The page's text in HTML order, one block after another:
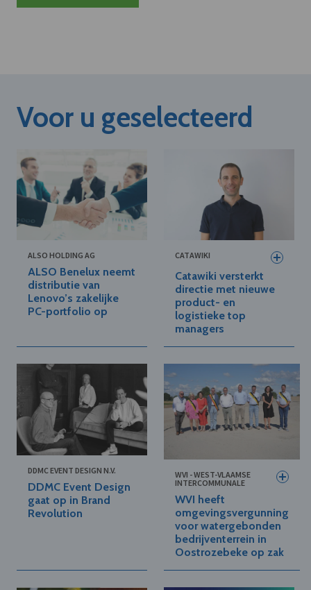
Voor u geselecteerd
ALSO HOLDING AG
ALSO Benelux neemt
distributie van
Lenovo’s zakelijke
PC-portfolio op
CATAWIKI
Catawiki versterkt
directie met nieuwe
product- en
logistieke top
managers
DDMC EVENT DESIGN N.V.
DDMC Event Design
gaat op in Brand
Revolution
WVI - WEST-VLAAMSE
INTERCOMMUNALE
WVI heeft
omgevingsvergunning
voor watergebonden
bedrijventerrein in
Oostrozebeke op zak